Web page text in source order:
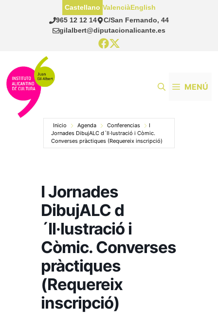
965 12 12 14
C/San Fernando, 44
gilalbert@diputacionalicante.es
Castellano ValenciàEnglish
MENÚ
Inicio Agenda Conferencias
I
Jornades DibujALC d´Il·lustració i Còmic.
Converses pràctiques (Requereix inscripció)
I Jornades
DibujALC d
´Il·lustració i
Còmic. Converses
pràctiques
(Requereix
inscripció)